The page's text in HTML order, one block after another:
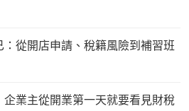
從開店申請、稅籍風險到補習班
業主從開業第一天就要看見財稅